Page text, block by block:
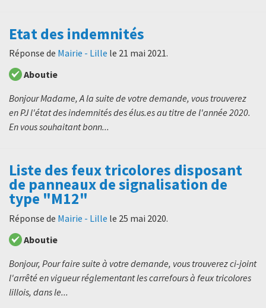
Etat des indemnités
Réponse de Mairie - Lille le 21 mai 2021.
Aboutie
Bonjour Madame, A la suite de votre demande, vous trouverez
en PJ l'état des indemnités des élus.es au titre de l'année 2020.
En vous souhaitant bonn...
Liste des feux tricolores disposant
de panneaux de signalisation de
type "M12"
Réponse de Mairie - Lille le 25 mai 2020.
Aboutie
Bonjour, Pour faire suite à votre demande, vous trouverez ci-joint
l'arrêté en vigueur réglementant les carrefours à feux tricolores
lillois, dans le...